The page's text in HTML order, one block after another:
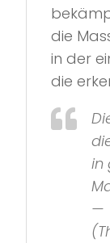
die
in der
die
in
—